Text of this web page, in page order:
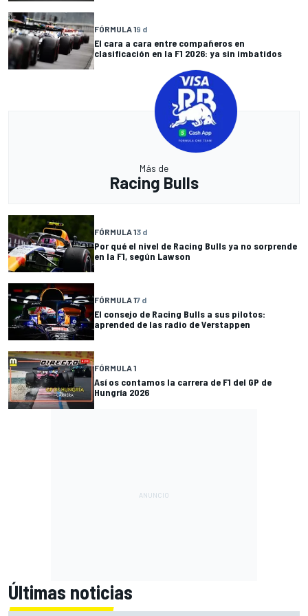
FÓRMULA 19 d
El cara a cara entre compañeros en
clasificación en la F1 2026: ya sin imbatidos
Más de
Racing Bulls
FÓRMULA 13 d
Por qué el nivel de Racing Bulls ya no sorprende
en la F1, según Lawson
FÓRMULA 17 d
El consejo de Racing Bulls a sus pilotos:
aprended de las radio de Verstappen
FÓRMULA 1
Así os contamos la carrera de F1 del GP de
Hungría 2026
Últimas noticias